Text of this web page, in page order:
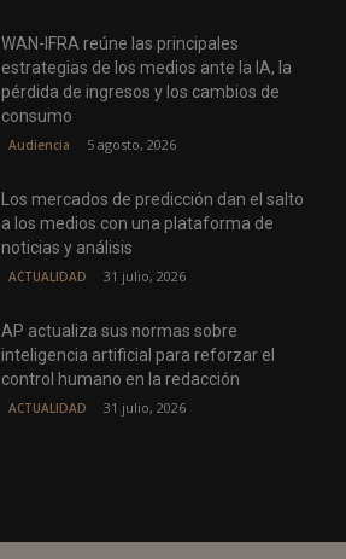
WAN-IFRA reúne las principales
estrategias de los medios ante la IA, la
pérdida de ingresos y los cambios de
consumo
Audiencia 5 agosto, 2026
Los mercados de predicción dan el salto
a los medios con una plataforma de
noticias y análisis
ACTUALIDAD 31 julio, 2026
AP actualiza sus normas sobre
inteligencia artificial para reforzar el
control humano en la redacción
ACTUALIDAD 31 julio, 2026